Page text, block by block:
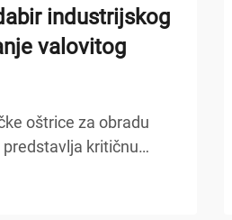
industrijskog
valovitog
oštrice za obradu
kritičnu
proizvoda i